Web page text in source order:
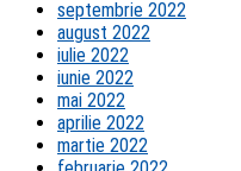
septembrie 2022
august 2022
iulie 2022
iunie 2022
mai 2022
aprilie 2022
martie 2022